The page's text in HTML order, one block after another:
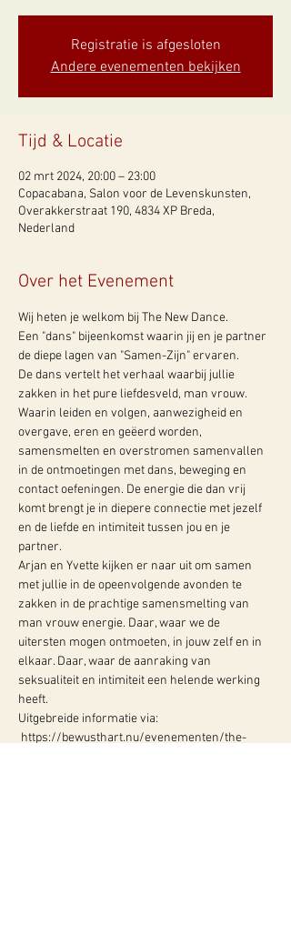
Registratie is afgesloten
Andere evenementen bekijken
Tijd & Locatie
02 mrt 2024, 20:00 – 23:00
Copacabana, Salon voor de Levenskunsten,
Overakkerstraat 190, 4834 XP Breda,
Nederland
Over het Evenement
Wij heten je welkom bij The New Dance.
Een "dans" bijeenkomst waarin jij en je partner
de diepe lagen van "Samen-Zijn" ervaren.
De dans vertelt het verhaal waarbij jullie
zakken in het pure liefdesveld, man vrouw.
Waarin leiden en volgen, aanwezigheid en
overgave, eren en geëerd worden,
samensmelten en overstromen samenvallen
in de ontmoetingen met dans, beweging en
contact oefeningen. De energie die dan vrij
komt brengt je in diepere connectie met jezelf
en de liefde en intimiteit tussen jou en je
partner.
Arjan en Yvette kijken er naar uit om samen
met jullie in de opeenvolgende avonden te
zakken in de prachtige samensmelting van
man vrouw energie. Daar, waar we de
uitersten mogen ontmoeten, in jouw zelf en in
elkaar. Daar, waar de aanraking van
seksualiteit en intimiteit een helende werking
heeft.
Uitgebreide informatie via:
https://bewusthart.nu/evenementen/the-